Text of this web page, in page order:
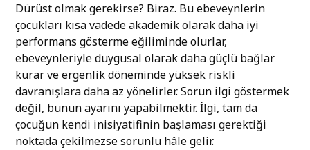
Dürüst olmak gerekirse? Biraz. Bu ebeveynlerin
çocukları kısa vadede akademik olarak daha iyi
performans gösterme eğiliminde olurlar,
ebeveynleriyle duygusal olarak daha güçlü bağlar
kurar ve ergenlik döneminde yüksek riskli
davranışlara daha az yönelirler. Sorun ilgi göstermek
değil, bunun ayarını yapabilmektir. İlgi, tam da
çocuğun kendi inisiyatifinin başlaması gerektiği
noktada çekilmezse sorunlu hâle gelir.